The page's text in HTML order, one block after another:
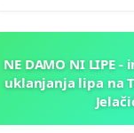
NE DAMO NI LIPE
uklanjanja lipa na